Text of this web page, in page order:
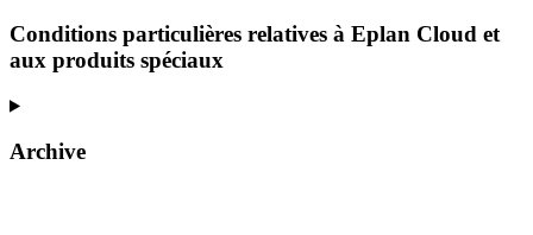
Conditions particulières relatives à Eplan Cloud et
aux produits spéciaux
Archive